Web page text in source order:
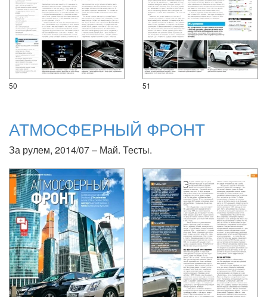
50 51
АТМОСФЕРНЫЙ ФРОНТ
За рулем, 2014/07 – Май. Тесты.